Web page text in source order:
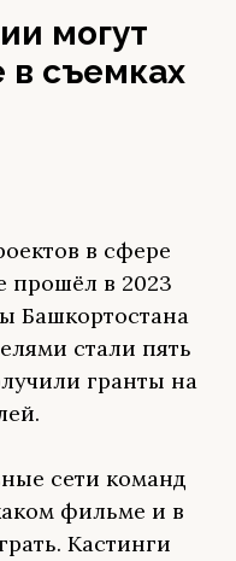
могут
в съемках
в сфере
прошёл в 2023
Башкортостана
стали пять
гранты на
сети команд
фильме и в
Кастинги